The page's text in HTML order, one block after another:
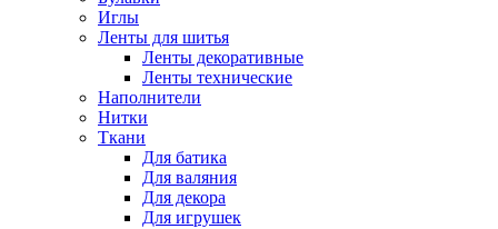
Иглы
Ленты для шитья
Ленты декоративные
Ленты технические
Наполнители
Нитки
Ткани
Для батика
Для валяния
Для декора
Для игрушек